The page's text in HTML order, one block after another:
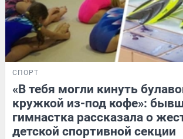
СПОРТ
«В тебя могли кинуть
кружкой из-под кофе»:
гимнастка рассказала о
детской спортивной секции